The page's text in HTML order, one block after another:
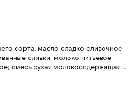
сорта, масло сладко-сливочное
сливки; молоко питьевое
смесь сухая молокосодержащая:
сухое цельное, стабилизаторы